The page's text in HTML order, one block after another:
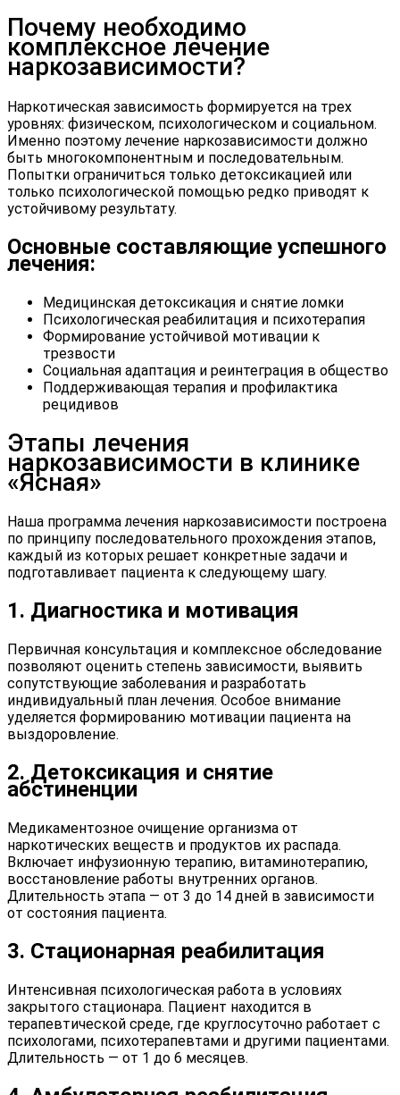
Почему необходимо
комплексное лечение
наркозависимости?
Наркотическая зависимость формируется на трех
уровнях: физическом, психологическом и социальном.
Именно поэтому лечение наркозависимости должно
быть многокомпонентным и последовательным.
Попытки ограничиться только детоксикацией или
только психологической помощью редко приводят к
устойчивому результату.
Основные составляющие успешного
лечения:
Медицинская детоксикация и снятие ломки
Психологическая реабилитация и психотерапия
Формирование устойчивой мотивации к
трезвости
Социальная адаптация и реинтеграция в общество
Поддерживающая терапия и профилактика
рецидивов
Этапы лечения
наркозависимости в клинике
«Ясная»
Наша программалечения наркозависимости построена
по принципу последовательного прохождения этапов,
каждый из которых решает конкретные задачи и
подготавливает пациента к следующему шагу.
1. Диагностика и мотивация
Первичная консультация и комплексное обследование
позволяют оценить степень зависимости, выявить
сопутствующие заболевания и разработать
индивидуальный план лечения. Особое внимание
уделяется формированию мотивации пациента на
выздоровление.
2. Детоксикация и снятие
абстиненции
Медикаментозное очищение организма от
наркотических веществ и продуктов их распада.
Включает инфузионную терапию, витаминотерапию,
восстановление работы внутренних органов.
Длительность этапа — от 3 до 14 дней в зависимости
от состояния пациента.
3. Стационарная реабилитация
Интенсивная психологическая работа в условиях
закрытого стационара. Пациент находится в
терапевтической среде, где круглосуточно работает с
психологами, психотерапевтами и другими пациентами.
Длительность — от 1 до 6 месяцев.